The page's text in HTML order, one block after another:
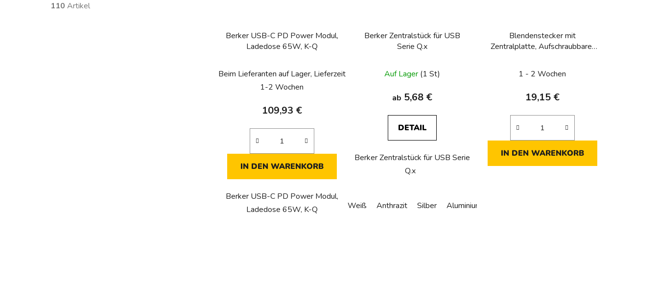
110 Artikel
Berker USB-C PD Power Modul,
Ladedose 65W, K-Q
Beim Lieferanten auf Lager, Lieferzeit
1-2 Wochen
109,93 €
IN DEN WARENKORB
Berker USB-C PD Power Modul,
Ladedose 65W, K-Q
Berker Zentralstück für USB
Serie Q.x
Auf Lager (1 St)
ab 5,68 €
DETAIL
Berker Zentralstück für USB Serie
Q.x
Weiß Anthrazit Silber Aluminium
Blendenstecker mit
Zentralplatte, Aufschraubbarer
1 - 2 Wochen
19,15 €
IN DEN WARENKORB